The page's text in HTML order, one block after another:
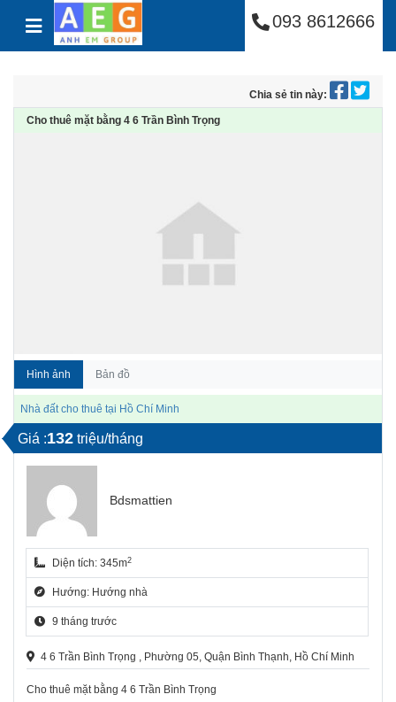
Skip to content Công Ty Cổ Phần
093 8612666
Chia sẻ tin này:
Cho thuê mặt bằng 4 6 Trần Bình Trọng
Hình ảnh Bản đồ
Nhà đất cho thuê tại Hồ Chí Minh
Giá :132 triệu/tháng
Bdsmattien
Diện tích: 345m2
Hướng: Hướng nhà
9 tháng trước
4 6 Trần Bình Trọng , Phường 05, Quận Bình Thạnh, Hồ Chí Minh
Cho thuê mặt bằng 4 6 Trần Bình Trọng